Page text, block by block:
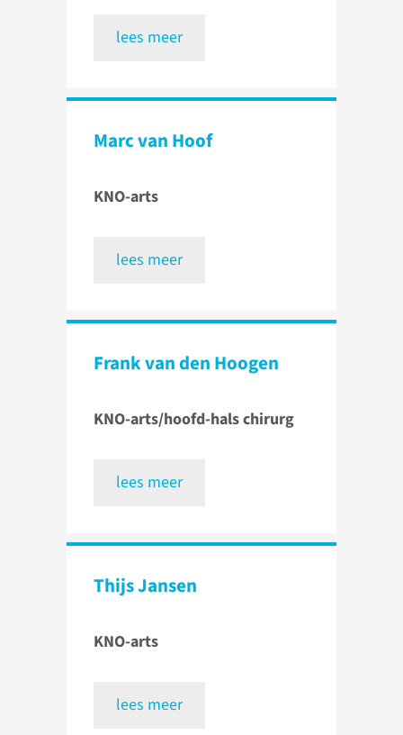
lees meer
Marc van Hoof
KNO-arts
lees meer
Frank van den Hoogen
KNO-arts/hoofd-hals chirurg
lees meer
Thijs Jansen
KNO-arts
lees meer